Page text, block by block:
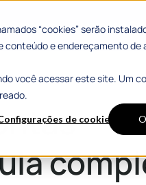
“cookies” serão
e endereçamento de
você acessar este site. Um
de cookies
Sucesso Materiais